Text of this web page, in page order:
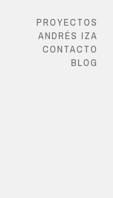
PROYECTOS
ANDRÉS IZA
CONTACTO
BLOG